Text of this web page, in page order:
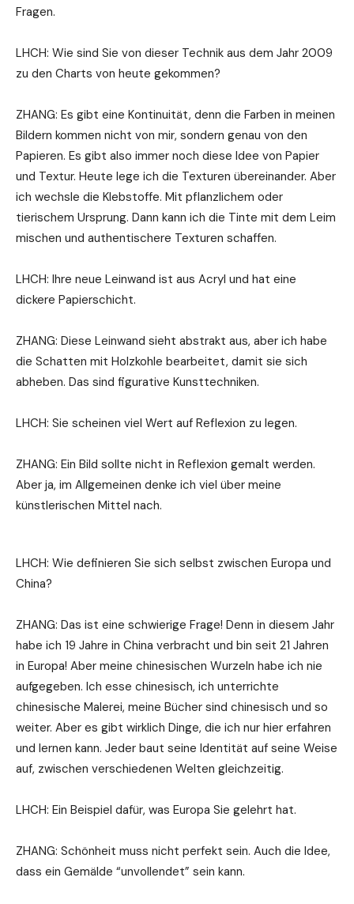
Fragen.
LHCH: Wie sind Sie von dieser Technik aus dem Jahr 2009
zu den Charts von heute gekommen?
ZHANG: Es gibt eine Kontinuität, denn die Farben in meinen
Bildern kommen nicht von mir, sondern genau von den
Papieren. Es gibt also immer noch diese Idee von Papier
und Textur. Heute lege ich die Texturen übereinander. Aber
ich wechsle die Klebstoffe. Mit pflanzlichem oder
tierischem Ursprung. Dann kann ich die Tinte mit dem Leim
mischen und authentischere Texturen schaffen.
LHCH: Ihre neue Leinwand ist aus Acryl und hat eine
dickere Papierschicht.
ZHANG: Diese Leinwand sieht abstrakt aus, aber ich habe
die Schatten mit Holzkohle bearbeitet, damit sie sich
abheben. Das sind figurative Kunsttechniken.
LHCH: Sie scheinen viel Wert auf Reflexion zu legen.
ZHANG: Ein Bild sollte nicht in Reflexion gemalt werden.
Aber ja, im Allgemeinen denke ich viel über meine
künstlerischen Mittel nach.
LHCH: Wie definieren Sie sich selbst zwischen Europa und
China?
ZHANG: Das ist eine schwierige Frage! Denn in diesem Jahr
habe ich 19 Jahre in China verbracht und bin seit 21 Jahren
in Europa! Aber meine chinesischen Wurzeln habe ich nie
aufgegeben. Ich esse chinesisch, ich unterrichte
chinesische Malerei, meine Bücher sind chinesisch und so
weiter. Aber es gibt wirklich Dinge, die ich nur hier erfahren
und lernen kann. Jeder baut seine Identität auf seine Weise
auf, zwischen verschiedenen Welten gleichzeitig.
LHCH: Ein Beispiel dafür, was Europa Sie gelehrt hat.
ZHANG: Schönheit muss nicht perfekt sein. Auch die Idee,
dass ein Gemälde “unvollendet” sein kann.